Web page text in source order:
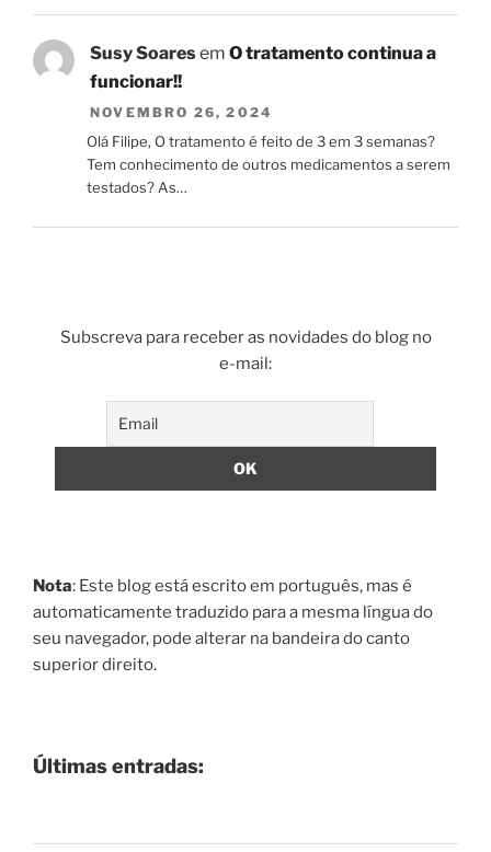
Susy Soaresem O tratamento continua a
funcionar!!
NOVEMBRO 26, 2024
Olá Filipe, O tratamento é feito de 3 em 3 semanas?
Tem conhecimento de outros medicamentos a serem
testados? As…
Subscreva para receber as novidades do blog no
e-mail:
Nota: Este blog está escrito em português, mas é
automaticamente traduzido para a mesma língua do
seu navegador, pode alterar na bandeira do canto
superior direito.
Últimas entradas: